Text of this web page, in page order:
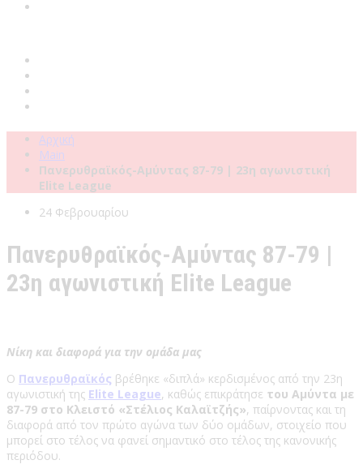
Αρχική
Main
Πανερυθραϊκός-Αμύντας 87-79 | 23η αγωνιστική
Elite League
24 Φεβρουαρίου
Πανερυθραϊκός-Αμύντας 87-79 |
23η αγωνιστική Elite League
Νίκη και διαφορά για την ομάδα μας
Ο Πανερυθραϊκός βρέθηκε «διπλά» κερδισμένος από την 23η
αγωνιστική της Elite League, καθώς επικράτησε του Αμύντα με
87-79 στο Κλειστό «Στέλιος Καλαϊτζής», παίρνοντας και τη
διαφορά από τον πρώτο αγώνα των δύο ομάδων, στοιχείο που
μπορεί στο τέλος να φανεί σημαντικό στο τέλος της κανονικής
περιόδου.